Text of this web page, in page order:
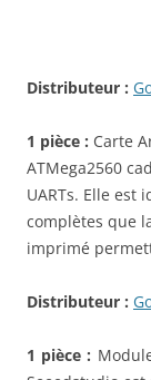
Distributeur :
1 pièce : Carte
ATMega2560
UARTs. Elle
complètes que
imprimé
Distributeur :
1 pièce :